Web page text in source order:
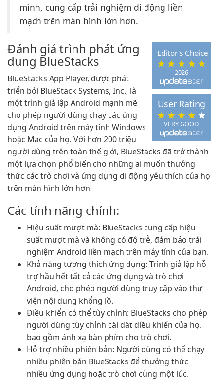
mình, cung cấp trải nghiệm di động liền
mạch trên màn hình lớn hơn.
2026
Editor's Choice
VERY GOOD
User Rating
Đánh giá trình phát ứng
dụng BlueStacks
BlueStacks App Player, được phát
triển bởi BlueStack Systems, Inc., là
một trình giả lập Android mạnh mẽ
cho phép người dùng chạy các ứng
dụng Android trên máy tính Windows
hoặc Mac của họ. Với hơn 200 triệu
người dùng trên toàn thế giới, BlueStacks đã trở thành
một lựa chọn phổ biến cho những ai muốn thưởng
thức các trò chơi và ứng dụng di động yêu thích của họ
trên màn hình lớn hơn.
Các tính năng chính:
Hiệu suất mượt mà: BlueStacks cung cấp hiệu
suất mượt mà và không có độ trễ, đảm bảo trải
nghiệm Android liền mạch trên máy tính của bạn.
Khả năng tương thích ứng dụng: Trình giả lập hỗ
trợ hầu hết tất cả các ứng dụng và trò chơi
Android, cho phép người dùng truy cập vào thư
viện nội dung khổng lồ.
Điều khiển có thể tùy chỉnh: BlueStacks cho phép
người dùng tùy chỉnh cài đặt điều khiển của họ,
bao gồm ánh xạ bàn phím cho trò chơi.
Hỗ trợ nhiều phiên bản: Người dùng có thể chạy
nhiều phiên bản BlueStacks để thưởng thức
nhiều ứng dụng hoặc trò chơi cùng một lúc.